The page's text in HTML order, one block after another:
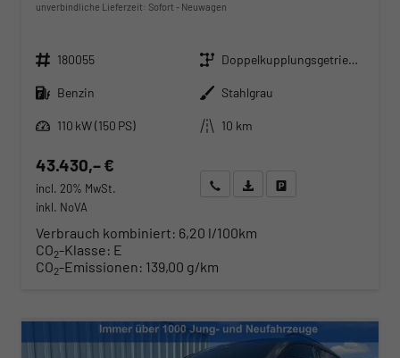
unverbindliche Lieferzeit: Sofort Neuwagen
Fahrzeugnr. 180055 Getriebe
Doppelkupplungsgetriebe (DSG)
Kraftstoff Benzin Außenfarbe Stahlgrau
Leistung
110 kW (150 PS) Kilometerstand 10 km
43.430,– €
incl. 20% MwSt.
inkl. NoVA
Wir rufen Sie anAngebot drucken (PDF)
Verbrauch kombiniert: 6,20 l/100km
CO2-Klasse: E
CO2-Emissionen: 139,00 g/km